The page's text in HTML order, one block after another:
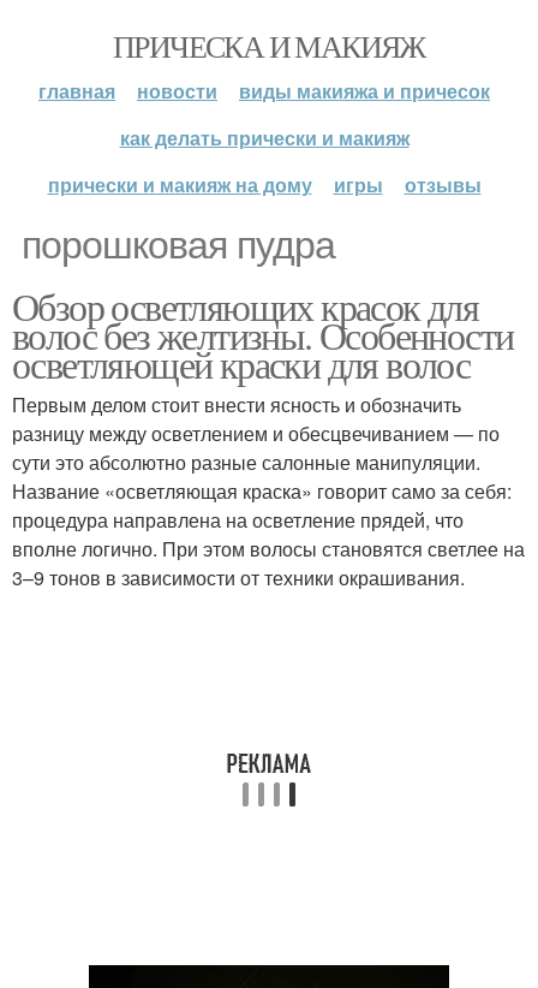
ПРИЧЕСКА И МАКИЯЖ
главная новости
виды макияжа и причесок
как делать прически и макияж
прически и макияж на дому
игры отзывы
порошковая пудра
Обзор осветляющих красок для
волос без желтизны. Особенности
осветляющей краски для волос
Первым делом стоит внести ясность и обозначить
разницу между осветлением и обесцвечиванием — по
сути это абсолютно разные салонные манипуляции.
Название «осветляющая краска» говорит само за себя:
процедура направлена на осветление прядей, что
вполне логично. При этом волосы становятся светлее на
3–9 тонов в зависимости от техники окрашивания.